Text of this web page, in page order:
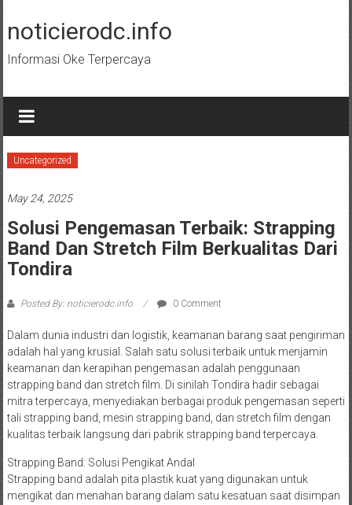
content
noticierodc.info
Informasi Oke Terpercaya
Uncategorized
May 24, 2025
Solusi Pengemasan Terbaik: Strapping
Band Dan Stretch Film Berkualitas Dari
Tondira
Posted By: noticierodc.info 0 Comment
Dalam dunia industri dan logistik, keamanan barang saat pengiriman
adalah hal yang krusial. Salah satu solusi terbaik untuk menjamin
keamanan dan kerapihan pengemasan adalah penggunaan
strapping band dan stretch film. Di sinilah Tondira hadir sebagai
mitra terpercaya, menyediakan berbagai produk pengemasan seperti
tali strapping band, mesin strapping band, dan stretch film dengan
kualitas terbaik langsung dari pabrik strapping band terpercaya.
Strapping Band: Solusi Pengikat Andal
Strapping band adalah pita plastik kuat yang digunakan untuk
mengikat dan menahan barang dalam satu kesatuan saat disimpan